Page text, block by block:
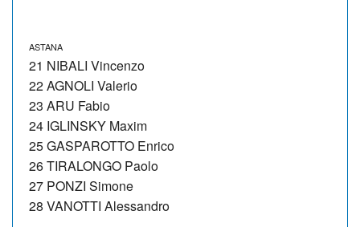
ASTANA
21 NIBALI Vincenzo
22 AGNOLI Valerio
23 ARU Fabio
24 IGLINSKY Maxim
25 GASPAROTTO Enrico
26 TIRALONGO Paolo
27 PONZI Simone
28 VANOTTI Alessandro